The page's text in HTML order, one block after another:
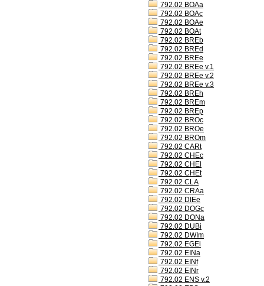
792.02 BOAa
792.02 BOAc
792.02 BOAe
792.02 BOAt
792.02 BREb
792.02 BREd
792.02 BREe
792.02 BREe v.1
792.02 BREe v.2
792.02 BREe v.3
792.02 BREh
792.02 BREm
792.02 BREp
792.02 BROc
792.02 BROe
792.02 BROm
792.02 CARt
792.02 CHEc
792.02 CHEl
792.02 CHEt
792.02 CLA
792.02 CRAa
792.02 DIEe
792.02 DOGc
792.02 DONa
792.02 DUBi
792.02 DWIm
792.02 EGEi
792.02 EINa
792.02 EINf
792.02 EINr
792.02 ENS v.2